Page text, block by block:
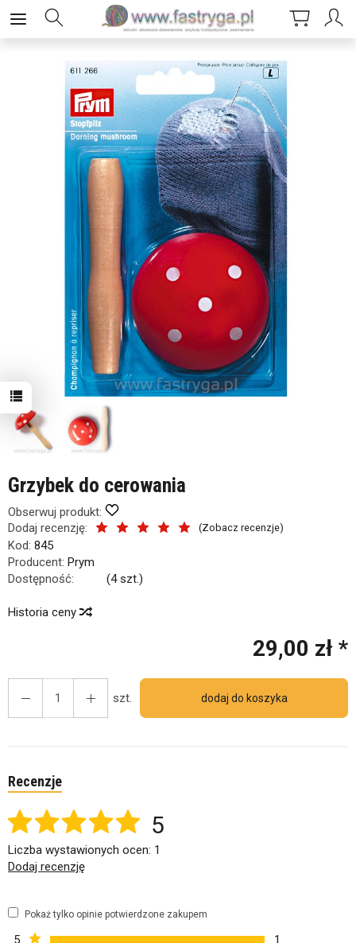
Grzybek do cerowania
Obserwuj produkt:
Dodaj recenzję:
(Zobacz recenzje)
Kod: 845
Producent: Prym
Dostępność:
(4szt.)
Historia ceny
29,00 zł *
szt. dodaj do koszyka
Recenzje
5
Liczba wystawionych ocen: 1
Dodaj recenzję
Pokaż tylko opinie potwierdzone zakupem
5
1